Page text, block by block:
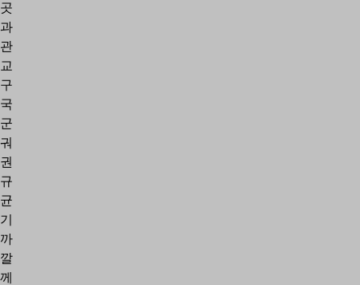
곳
과
관
교
구
국
군
궈
권
규
균
기
까
깔
께